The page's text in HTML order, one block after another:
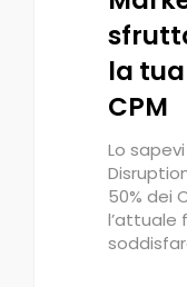
la
CPM
Lo
Disruption
50% dei
l’attuale